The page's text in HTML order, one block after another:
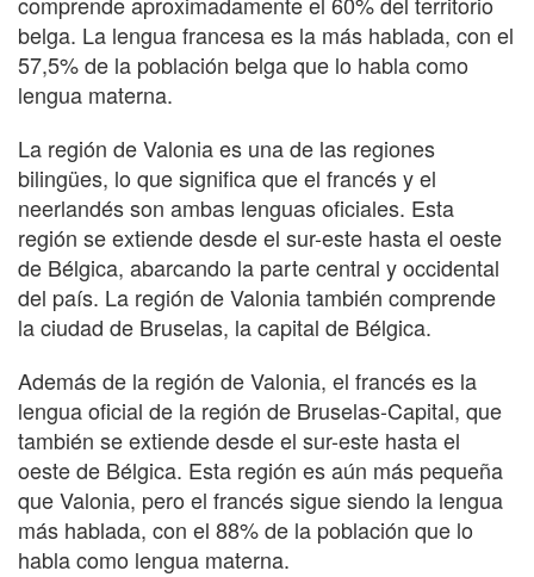
belga. La lengua francesa es la más hablada, con el
57,5% de la población belga que lo habla como
lengua materna.
La región de Valonia es una de las regiones
bilingües, lo que significa que el francés y el
neerlandés son ambas lenguas oficiales. Esta
región se extiende desde el sur-este hasta el oeste
de Bélgica, abarcando la parte central y occidental
del país. La región de Valonia también comprende
la ciudad de Bruselas, la capital de Bélgica.
Además de la región de Valonia, el francés es la
lengua oficial de la región de Bruselas-Capital, que
también se extiende desde el sur-este hasta el
oeste de Bélgica. Esta región es aún más pequeña
que Valonia, pero el francés sigue siendo la lengua
más hablada, con el 88% de la población que lo
habla como lengua materna.